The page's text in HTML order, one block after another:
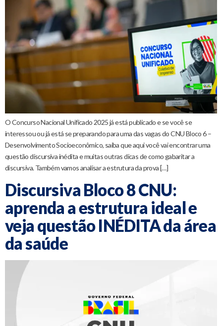
O Concurso Nacional Unificado 2025 já está publicado e se você se
interessou ou já está se preparando para uma das vagas do CNU Bloco 6 –
Desenvolvimento Socioeconômico, saiba que aqui você vai encontrar uma
questão discursiva inédita e muitas outras dicas de como gabaritar a
discursiva. Também vamos analisar a estrutura da prova […]
Discursiva Bloco 8 CNU:
aprenda a estrutura ideal e
veja questão INÉDITA da área
da saúde